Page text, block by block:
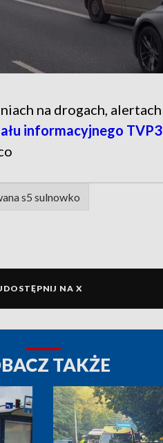
na drogach, alertach
informacyjnego TVP3
s5 sulnowko
NA X
TAKŻE